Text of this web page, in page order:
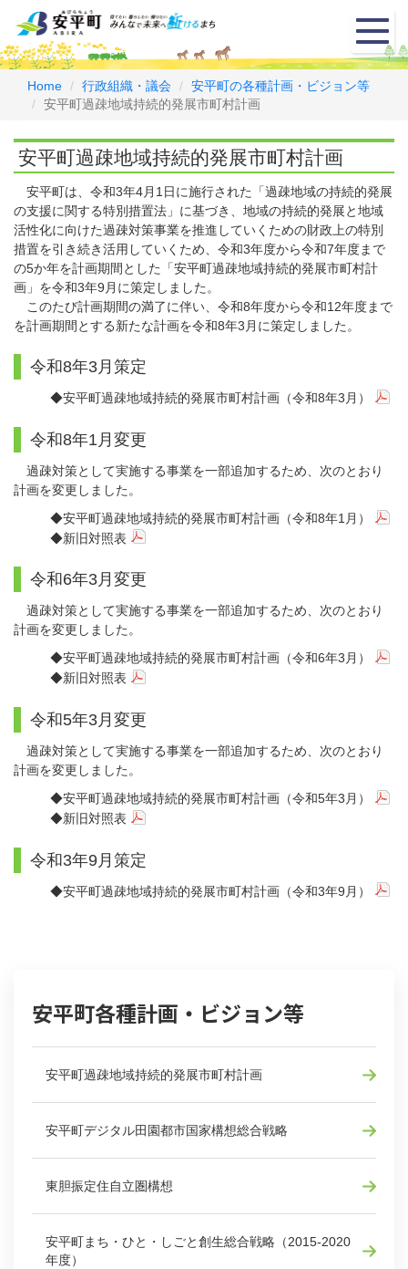
メ
ニ
ュ
Home 行政組織・議会
安平町の各種計画・ビジョン等
安平町過疎地域持続的発展市町村計画
安平町過疎地域持続的発展市町村計画
安平町は、令和3年4月1日に施行された「過疎地域の持続的発展
の支援に関する特別措置法」に基づき、地域の持続的発展と地域
活性化に向けた過疎対策事業を推進していくための財政上の特別
措置を引き続き活用していくため、令和3年度から令和7年度まで
の5か年を計画期間とした「安平町過疎地域持続的発展市町村計
画」を令和3年9月に策定しました。
このたび計画期間の満了に伴い、令和8年度から令和12年度まで
を計画期間とする新たな計画を令和8年3月に策定しました。
令和8年3月策定
◆安平町過疎地域持続的発展市町村計画（令和8年3月）
令和8年1月変更
過疎対策として実施する事業を一部追加するため、次のとおり
計画を変更しました。
◆安平町過疎地域持続的発展市町村計画（令和8年1月）
◆新旧対照表
令和6年3月変更
過疎対策として実施する事業を一部追加するため、次のとおり
計画を変更しました。
◆安平町過疎地域持続的発展市町村計画（令和6年3月）
◆新旧対照表
令和5年3月変更
過疎対策として実施する事業を一部追加するため、次のとおり
計画を変更しました。
◆安平町過疎地域持続的発展市町村計画（令和5年3月）
◆新旧対照表
令和3年9月策定
◆安平町過疎地域持続的発展市町村計画（令和3年9月）
安平町各種計画・ビジョン等
安平町過疎地域持続的発展市町村計画
安平町デジタル田園都市国家構想総合戦略
東胆振定住自立圏構想
安平町まち・ひと・しごと創生総合戦略（2015-2020
年度）